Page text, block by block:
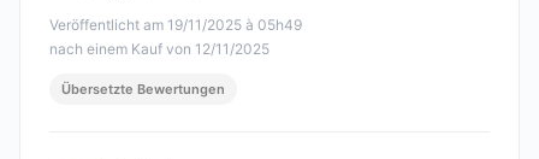
Veröffentlicht am 19/11/2025 à 05h49
nach einem Kauf von 12/11/2025
Übersetzte Bewertungen